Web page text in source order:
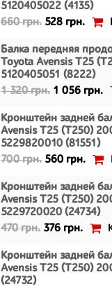
5120405022 (4135)
660 грн. 528 грн.
Балка передняя
Toyota Avensis T25
5120405051 (8222)
1 320 грн. 1 056 грн.
Кронштейн задней
Avensis T25 (T250)
5229820010 (81551)
700 грн. 560 грн.
Кронштейн задней
Avensis T25 (T250)
5229720020 (24734)
470 грн. 376 грн.
Кронштейн задней
Avensis T25 (T250)
(24732)